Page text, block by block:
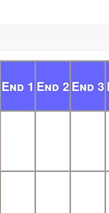
End 1 End 2 End 3